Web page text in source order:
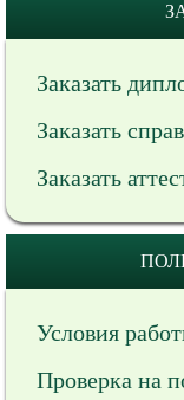
Заказать
Заказать
Заказать
Условия
Проверка на